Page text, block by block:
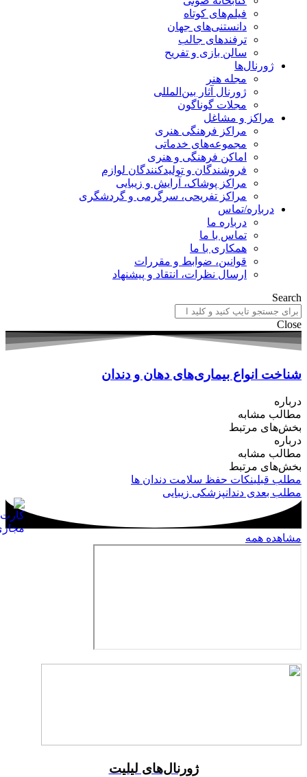
فیلم‌های کوتاه
دانستنی‌های جهان
ترفندهای جالب
سالن بازی و تفریح
ژورنال‌ها
مجله هنر
ژورنال آثار بین‌المللی
مجلات گوناگون
مراکز و مشاغل
مراکز فرهنگی هنری
مجموعه‌های خدماتی
اماکن فرهنگی و هنری
فروشندگان و تولیدکنندگان لوازم
مراکز پوشاک، آرایش و زیبایی
مراکز تفریحی، سرگرمی و گردشگری
درباره/تماس
درباره ما
تماس با ما
همکاری با ما
قوانین، ضوابط و مقررات
ارسال نظرات، انتقاد و پیشنهاد
Search
Close
شناخت انواع بیماری‌های دهان و دندان
درباره
مطالب مشابه
بخش‌های مرتبط
درباره
مطالب مشابه
بخش‌های مرتبط
مطلب قبلینکات حفظ سلامت دندان ها
مطلب بعدی دندانپزشکی زیبایی
مشاهده همه
ژورنال‌های لیلیت